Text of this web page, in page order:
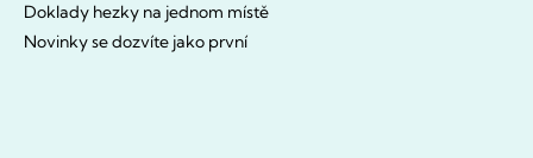
Doklady hezky na jednom místě
Novinky se dozvíte jako první